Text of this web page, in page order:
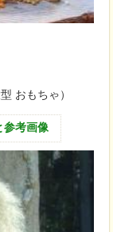
おもちゃ）
参考画像